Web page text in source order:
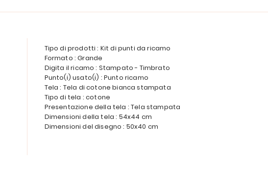
Tipo di prodotti : Kit di punti da ricamo
Formato : Grande
Digita il ricamo : Stampato - Timbrato
Punto(i) usato(i) : Punto ricamo
Tela : Tela di cotone bianca stampata
Tipo di tela : cotone
Presentazione della tela : Tela stampata
Dimensioni della tela : 54x44 cm
Dimensioni del disegno : 50x40 cm